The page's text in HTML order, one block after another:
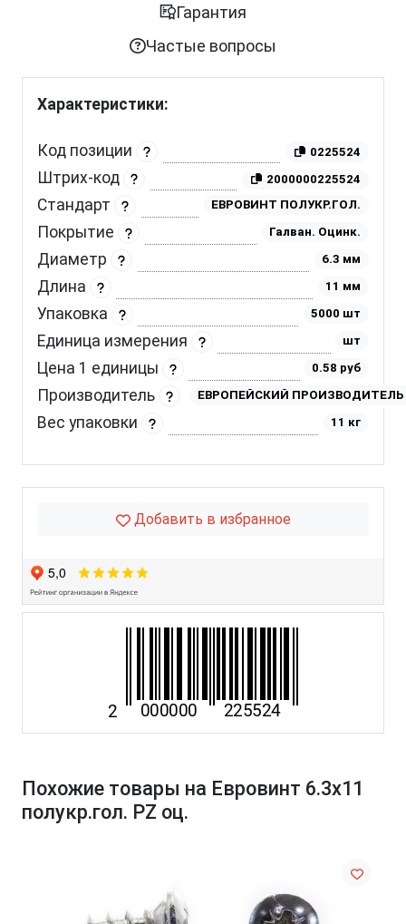
Гарантия
Частые вопросы
Характеристики:
Код позиции 0225524
Штрих-код 2000000225524
Стандарт ЕВРОВИНТ ПОЛУКР.ГОЛ.
Покрытие Галван. Оцинк.
Диаметр 6.3 мм
Длина 11 мм
Упаковка 5000 шт
Единица измерения шт
Цена 1 единицы 0.58 руб
Производитель ЕВРОПЕЙСКИЙ ПРОИЗВОДИТЕЛЬ
Вес упаковки 11 кг
Добавить в избранное
Похожие товары на Евровинт 6.3x11
полукр.гол. PZ оц.